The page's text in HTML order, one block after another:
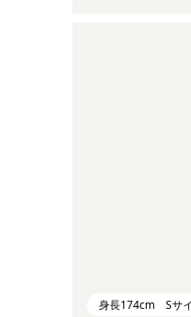
身長174cm Sサ